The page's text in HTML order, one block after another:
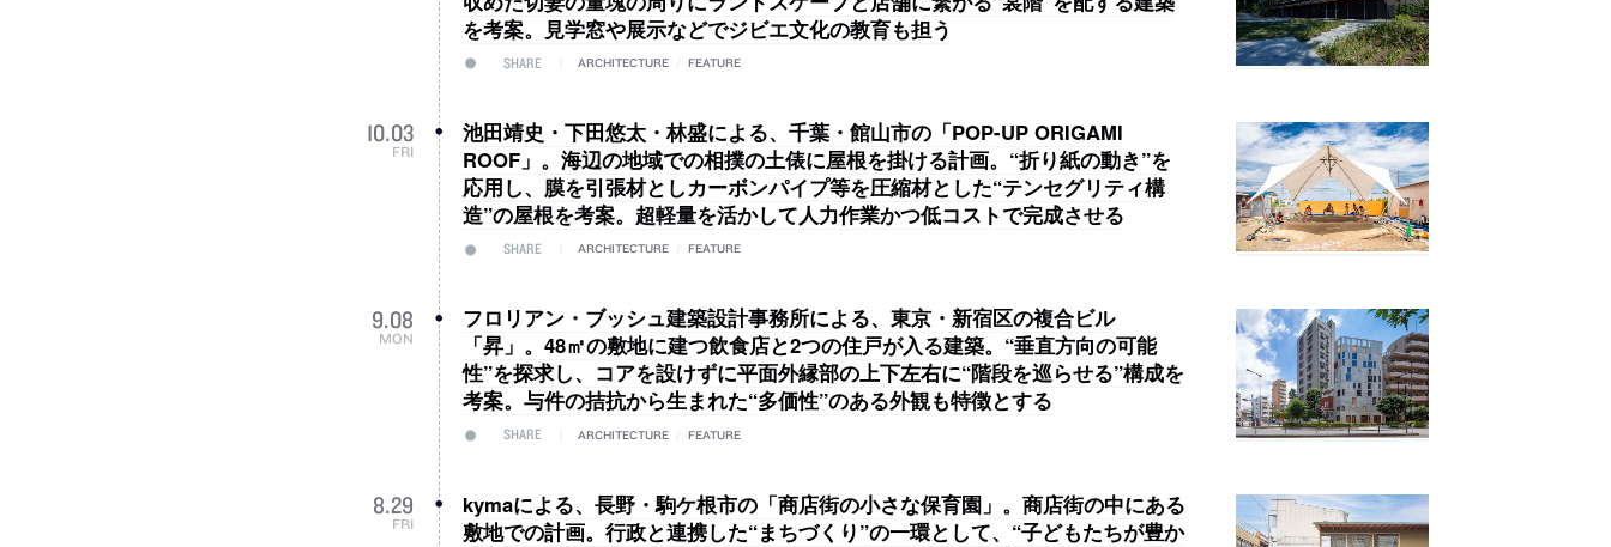
を考案。見学窓や展示などでジビエ文化の教育も担う
SHARE ARCHITECTURE FEATURE
10.03
FRI
池田靖史・下田悠太・林盛による、千葉・館山市の「POP-UP ORIGAMI
ROOF」。海辺の地域での相撲の土俵に屋根を掛ける計画。“折り紙の動き”を
応用し、膜を引張材としカーボンパイプ等を圧縮材とした“テンセグリティ構
造”の屋根を考案。超軽量を活かして人力作業かつ低コストで完成させる
SHARE ARCHITECTURE FEATURE
9.08
MON
フロリアン・ブッシュ建築設計事務所による、東京・新宿区の複合ビル
「昇」。48㎡の敷地に建つ飲食店と2つの住戸が入る建築。“垂直方向の可能
性”を探求し、コアを設けずに平面外縁部の上下左右に“階段を巡らせる”構成を
考案。与件の拮抗から生まれた“多価性”のある外観も特徴とする
SHARE ARCHITECTURE FEATURE
8.29
FRI
kymaによる、長野・駒ケ根市の「商店街の小さな保育園」。商店街の中にある
敷地での計画。行政と連携した“まちづくり”の一環として、“子どもたちが豊か